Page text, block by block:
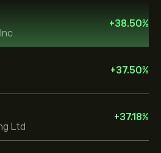
+38.50%
+37.50%
Ltd
+37.18%